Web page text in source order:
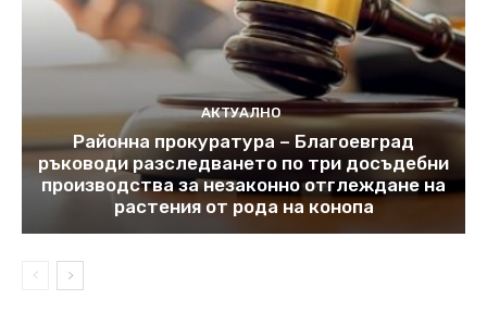
АКТУАЛНО
Районна прокуратура – Благоевград
ръководи разследването по три досъдебни
производства за незаконно отглеждане на
растения от рода на конопа